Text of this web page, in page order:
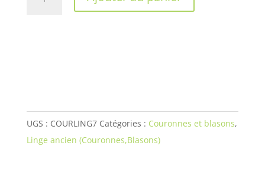
de
lin,monogramme
UGS : COURLING7 Catégories : Couronnes et blasons,
Linge ancien (Couronnes,Blasons)